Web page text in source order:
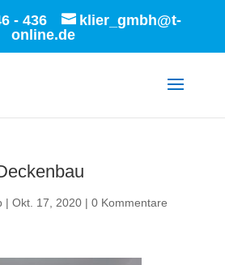
- 436
klier_gmbh@t-
online.de
| Okt. 17, 2020| 0 Kommentare